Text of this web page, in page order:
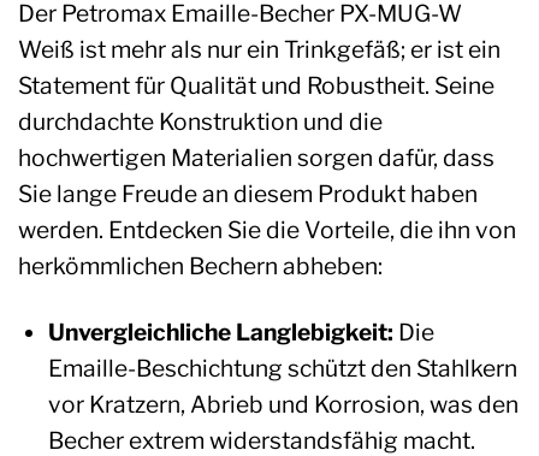
Der Petromax Emaille-Becher PX-MUG-W
Weiß ist mehr als nur ein Trinkgefäß; er ist ein
Statement für Qualität und Robustheit. Seine
durchdachte Konstruktion und die
hochwertigen Materialien sorgen dafür, dass
Sie lange Freude an diesem Produkt haben
werden. Entdecken Sie die Vorteile, die ihn von
herkömmlichen Bechern abheben:
Unvergleichliche Langlebigkeit: Die
Emaille-Beschichtung schützt den Stahlkern
vor Kratzern, Abrieb und Korrosion, was den
Becher extrem widerstandsfähig macht.